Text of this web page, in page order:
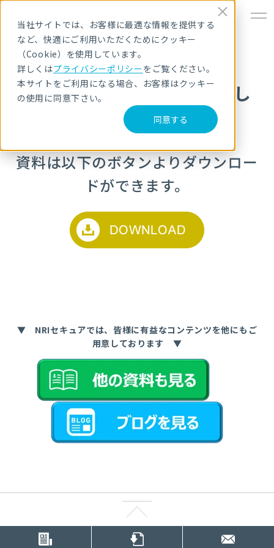
当社サイトでは、お客様に最適な情報を提供する
など、快適にご利用いただくためにクッキー
（Cookie）を使用しています。
詳しくはプライバシーポリシーをご覧ください。
本サイトをご利用になる場合、お客様はクッキー
の使用に同意下さい。
同意する
ご登録ありがとうございまし
た。
資料は以下のボタンよりダウンロー
ドができます。
▼ NRIセキュアでは、皆様に有益なコンテンツを他にもご
用意しております ▼